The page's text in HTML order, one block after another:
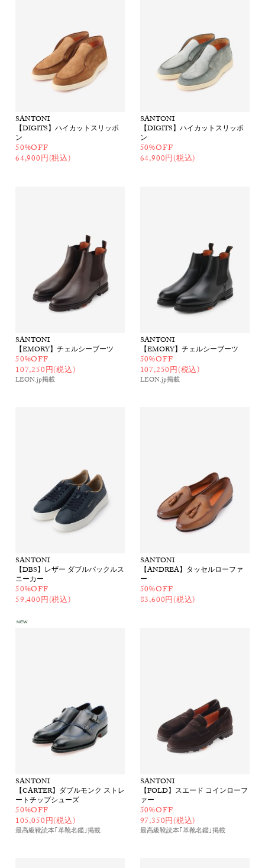
SANTONI
【DIGITS】ハイカットスリッポ
ン
50%OFF
64,900円(税込)
SANTONI
【DIGITS】ハイカットスリッポ
ン
50%OFF
64,900円(税込)
SANTONI
【EMORY】チェルシーブーツ
50%OFF
107,250円(税込)
LEON.jp掲載
SANTONI
【EMORY】チェルシーブーツ
50%OFF
107,250円(税込)
LEON.jp掲載
SANTONI
【DBS】レザー ダブルバックルス
ニーカー
50%OFF
59,400円(税込)
SANTONI
【ANDREA】タッセルローファ
ー
50%OFF
83,600円(税込)
SANTONI
【CARTER】ダブルモンク ストレ
ートチップシューズ
50%OFF
105,050円(税込)
最高級靴読本｢革靴名鑑｣掲載
SANTONI
【FOLD】スエード コインローフ
ァー
50%OFF
97,350円(税込)
最高級靴読本｢革靴名鑑｣掲載